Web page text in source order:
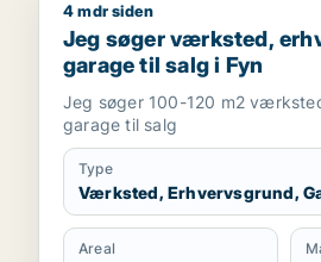
Jeg søger værksted,
4 mdr siden
Jeg søger værksted,
garage til salg i Fyn
Jeg søger 100-120 m2
garage til salg
Type
Værksted, Erhvervsgrund,
Areal